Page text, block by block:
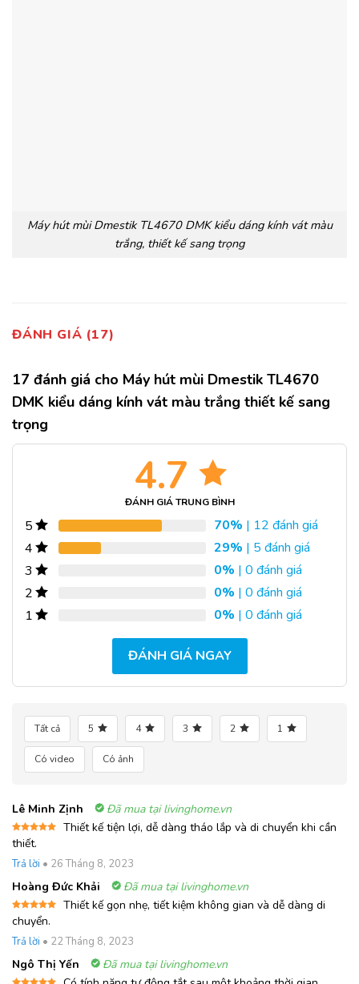
Máy hút mùi Dmestik TL4670 DMK kiểu dáng kính vát màu
trắng, thiết kế sang trọng
ĐÁNH GIÁ (17)
17 đánh giá cho Máy hút mùi Dmestik TL4670
DMK kiểu dáng kính vát màu trắng thiết kế sang
trọng
4.7
ĐÁNH GIÁ TRUNG BÌNH
5 70% | 12 đánh giá
4
29% | 5 đánh giá
3
0% | 0 đánh giá
2
0% | 0 đánh giá
1
0% | 0 đánh giá
ĐÁNH GIÁ NGAY
Tất cả 5 4 3 2 1
Có video Có ảnh
Lê Minh Zịnh Đã mua tại livinghome.vn
Được xếp
hạng5
Thiết kế tiện lợi, dễ dàng tháo lắp và di chuyển khi cần
thiết.
Trả lời • 26 Tháng 8, 2023
Hoàng Đức Khải Đã mua tại livinghome.vn
Được xếp
hạng55
Thiết kế gọn nhẹ, tiết kiệm không gian và dễ dàng di
chuyển.
Trả lời • 22 Tháng 8, 2023
Ngô Thị Yến
Đã mua tại livinghome.vn